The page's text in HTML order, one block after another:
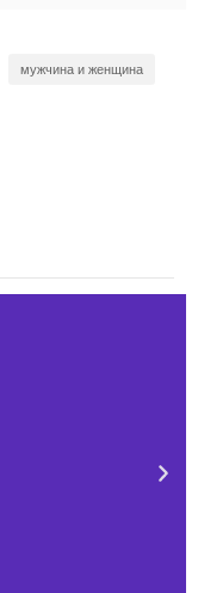
мужчина и женщина